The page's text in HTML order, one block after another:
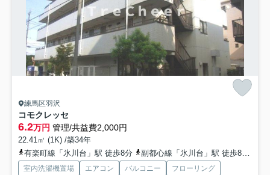
練馬区羽沢
コモクレッセ
6.2万円 管理/共益費2,000円
22.41㎡ (1K) /築34年
有楽町線「氷川台」駅 徒歩8分
副都心線「氷川台」駅 徒歩8分
室内洗濯機置場 エアコン バルコニー
フローリング